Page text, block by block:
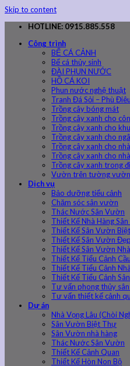
Skip to content
HOTLINE: 0915.885.558
Công trình
BỂ CÁ CẢNH
Bể cá thủy sinh
ĐÀI PHUN NƯỚC
HỒ CÁ KOI
Phun nước nghệ thuật
Tranh Đá Sỏi – Phù Điêu
Trồng cây bóng mát
Trồng cây xanh cho
Trồng cây xanh cho
Trồng cây xanh cho
Trồng cây xanh cho
Trồng cây xanh cho
Trồng cây xanh trong
Vườn trên tường
Dịch vụ
Bảo dưỡng tiểu cảnh
Chăm sóc sân vườn
Thác Nước Sân Vườn
Thiết Kế Nhà Hàng
Thiết Kế Sân Vườn
Thiết Kế Sân Vườn Đẹp
Thiết Kế Sân Vườn
Thiết Kế Tiểu Cảnh
Thiết Kế Tiểu Cảnh
Thiết Kế Tiểu Cảnh
Tư vấn phong thủy
Tư vấn thiết kế cảnh
Dự án
Nhà Vọng Lâu (Chòi
Sân Vườn Biệt Thự
Sân Vườn nhà hàng
Thác Nước Sân Vườn
Thiết Kế Cảnh Quan
Thiết Kế Hòn Non Bộ